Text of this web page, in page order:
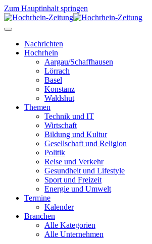
Zum Hauptinhalt springen
Nachrichten
Hochrhein
Aargau/Schaffhausen
Lörrach
Basel
Konstanz
Waldshut
Themen
Technik und IT
Wirtschaft
Bildung und Kultur
Gesellschaft und Religion
Politik
Reise und Verkehr
Gesundheit und Lifestyle
Sport und Freizeit
Energie und Umwelt
Termine
Kalender
Branchen
Alle Kategorien
Alle Unternehmen